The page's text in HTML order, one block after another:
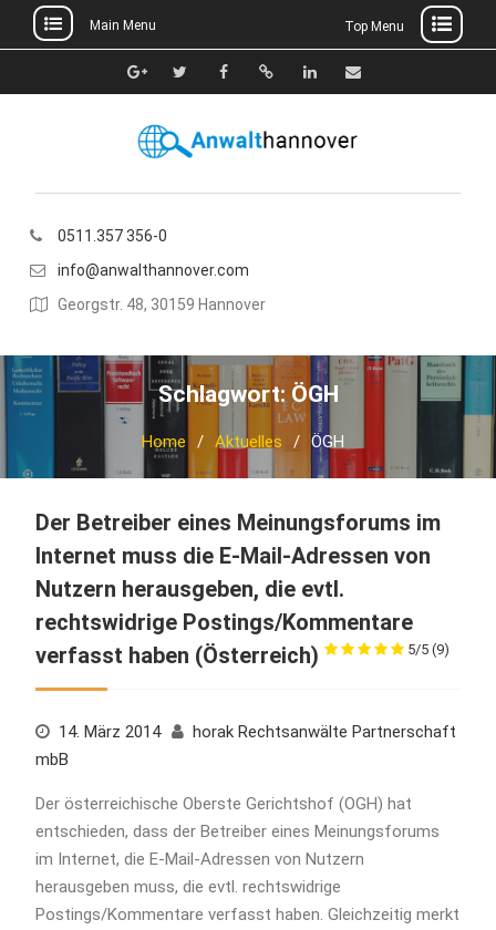
to
Main Menu Top Menu
Google+TwitterFacebook
Xing Linkedin
E-
0511.357 356-0
info@anwalthannover.com
Georgstr. 48, 30159 Hannover
Schlagwort: ÖGH
Home Aktuelles ÖGH
Der Betreiber eines Meinungsforums im
Internet muss die E-Mail-Adressen von
Nutzern herausgeben, die evtl.
rechtswidrige Postings/Kommentare
verfasst haben (Österreich)
5/5 (9)
14. März 2014
horak Rechtsanwälte Partnerschaft
mbB
Der österreichische Oberste Gerichtshof (OGH) hat
entschieden, dass der Betreiber eines Meinungsforums
im Internet, die E-Mail-Adressen von Nutzern
herausgeben muss, die evtl. rechtswidrige
Postings/Kommentare verfasst haben. Gleichzeitig merkt